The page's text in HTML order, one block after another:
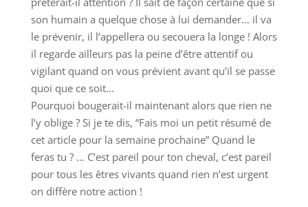
son humain a quelque chose à lui demander… il va
le prévenir, il l’appellera ou secouera la longe ! Alors
il regarde ailleurs pas la peine d’être attentif ou
vigilant quand on vous prévient avant qu’il se passe
quoi que ce soit…
Pourquoi bougerait-il maintenant alors que rien ne
l’y oblige ? Si je te dis, “Fais moi un petit résumé de
cet article pour la semaine prochaine” Quand le
feras tu ? … C’est pareil pour ton cheval, c’est pareil
pour tous les êtres vivants quand rien n’est urgent
on diffère notre action !